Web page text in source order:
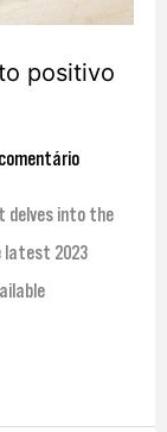
positivo
delves into the
latest 2023